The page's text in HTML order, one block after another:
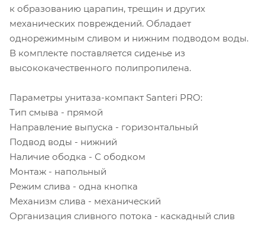
к образованию царапин, трещин и других
механических повреждений. Обладает
однорежимным сливом и нижним подводом воды.
В комплекте поставляется сиденье из
высококачественного полипропилена.
Параметры унитаза-компакт Santeri PRO:
Тип смыва - прямой
Направление выпуска - горизонтальный
Подвод воды - нижний
Наличие ободка - С ободком
Монтаж - напольный
Режим слива - одна кнопка
Механизм слива - механический
Организация сливного потока - каскадный слив